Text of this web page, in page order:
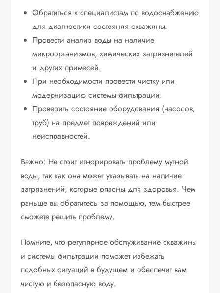
Обратиться к специалистам по водоснабжению
для диагностики состояния скважины.
Провести анализ воды на наличие
микроорганизмов, химических загрязнителей
и других примесей.
При необходимости провести чистку или
модернизацию системы фильтрации.
Проверить состояние оборудования (насосов,
труб) на предмет повреждений или
неисправностей.
Важно: Не стоит игнорировать проблему мутной
воды, так как она может указывать на наличие
загрязнений, которые опасны для здоровья. Чем
раньше вы обратитесь за помощью, тем быстрее
сможете решить проблему.
Помните, что регулярное обслуживание скважины
и системы фильтрации поможет избежать
подобных ситуаций в будущем и обеспечит вам
чистую и безопасную воду.